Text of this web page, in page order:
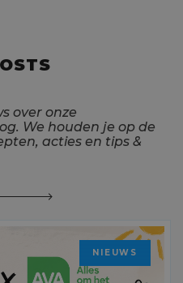
over onze
We houden je op de
acties en tips &
NIEUWS